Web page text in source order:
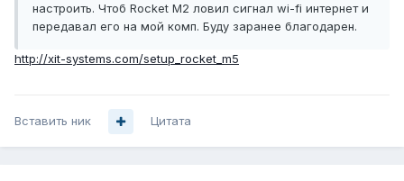
настроить. Чтоб Rocket M2 ловил сигнал wi-fi интернет и
передавал его на мой комп. Буду заранее благодарен.
http://xit-systems.com/setup_rocket_m5
Вставить ник Цитата